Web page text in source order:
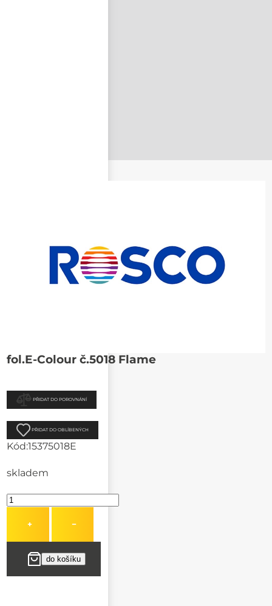
fol.E-Colour č.5018 Flame
PŘIDAT DO POROVNÁNÍ
PŘIDAT DO OBLÍBENÝCH
Kód:15375018E
skladem
+ −